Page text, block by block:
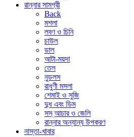
রান্নার সামগ্রী
Back
মশলা
লবণ ও চিনি
চাউল
ডাল
আটা-ময়দা
তেল
নুডলস
রাধুণী মসলা
শেমাই ও সুজি
দুধ এবং ডিম
সস্ আচার ও জেলি
রান্নার অন্যান্য উপকরণ
নাস্তা-খাবার